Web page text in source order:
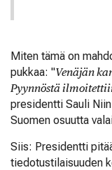
Miten tämä on
pukkaa: "Venäjän
Pyynnöstä
presidentti Sauli
Suomen osuutta
Siis: Presidentti
tiedotustilaisuuden